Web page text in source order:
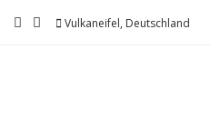
Vulkaneifel, Deutschland